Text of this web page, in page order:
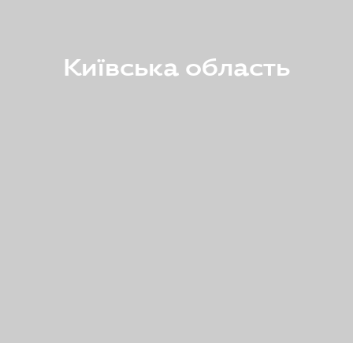
Київська область